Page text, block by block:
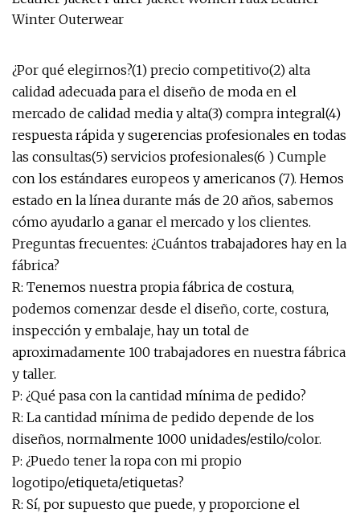
¿Por qué elegirnos?(1) precio competitivo(2) alta
calidad adecuada para el diseño de moda en el
mercado de calidad media y alta(3) compra integral(4)
respuesta rápida y sugerencias profesionales en todas
las consultas(5) servicios profesionales(6 ) Cumple
con los estándares europeos y americanos (7). Hemos
estado en la línea durante más de 20 años, sabemos
cómo ayudarlo a ganar el mercado y los clientes.
Preguntas frecuentes: ¿Cuántos trabajadores hay en la
fábrica?
R: Tenemos nuestra propia fábrica de costura,
podemos comenzar desde el diseño, corte, costura,
inspección y embalaje, hay un total de
aproximadamente 100 trabajadores en nuestra fábrica
y taller.
P: ¿Qué pasa con la cantidad mínima de pedido?
R: La cantidad mínima de pedido depende de los
diseños, normalmente 1000 unidades/estilo/color.
P: ¿Puedo tener la ropa con mi propio
logotipo/etiqueta/etiquetas?
R: Sí, por supuesto que puede, y proporcione el